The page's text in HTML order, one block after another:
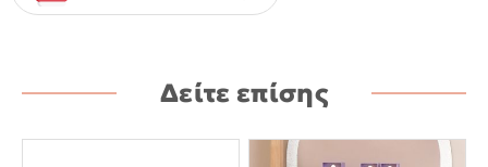
Δείτε επίσης